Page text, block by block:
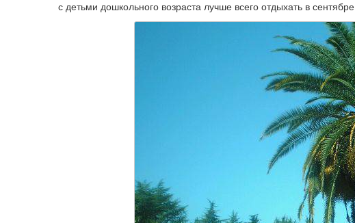
с детьми дошкольного возраста лучше всего отдыхать в сентябре.